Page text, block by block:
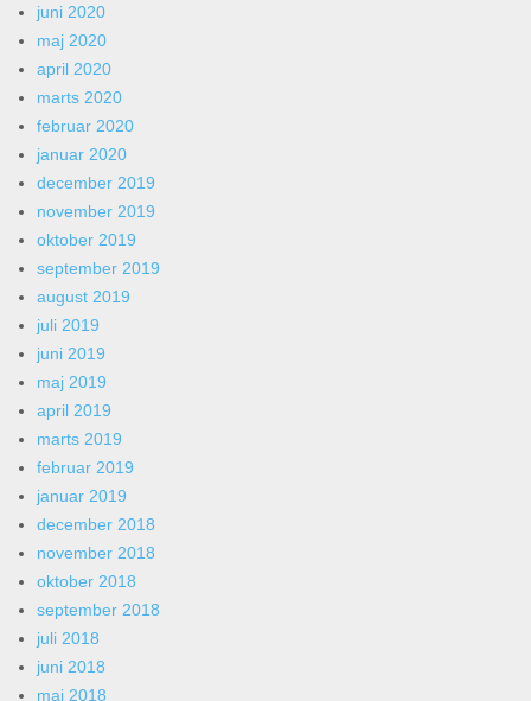
juni 2020
maj 2020
april 2020
marts 2020
februar 2020
januar 2020
december 2019
november 2019
oktober 2019
september 2019
august 2019
juli 2019
juni 2019
maj 2019
april 2019
marts 2019
februar 2019
januar 2019
december 2018
november 2018
oktober 2018
september 2018
juli 2018
juni 2018
maj 2018